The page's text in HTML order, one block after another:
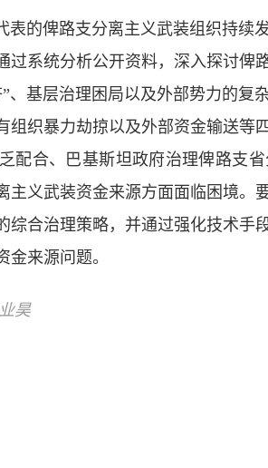
表的俾路支分离主义武装组织持续
过系统分析公开资料，深入探讨俾
、基层治理困局以及外部势力的复
组织暴力劫掠以及外部资金输送等
配合、巴基斯坦政府治理俾路支
主义武装资金来源方面面临困境。
综合治理策略，并通过强化技术手
来源问题。
昊